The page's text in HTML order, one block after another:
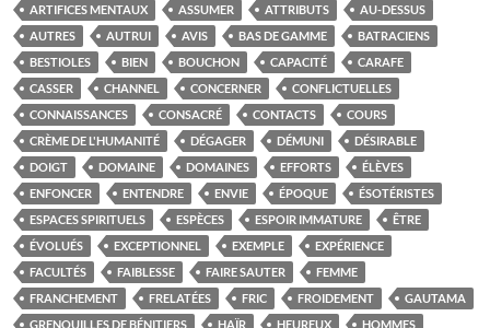
ARTIFICES MENTAUX
ASSUMER ATTRIBUTS
AU-DESSUS
AUTRES
AUTRUI AVIS BAS DE GAMME
BATRACIENS
BESTIOLES
BIEN BOUCHON CAPACITÉ
CARAFE
CASSER
CHANNEL CONCERNER
CONFLICTUELLES
CONNAISSANCES
CONSACRÉ CONTACTS
COURS
CRÈME DE L'HUMANITÉ
DÉGAGER DÉMUNI
DÉSIRABLE
DOIGT
DOMAINE DOMAINES EFFORTS
ÉLÈVES
ENFONCER
ENTENDRE ENVIE ÉPOQUE
ÉSOTÉRISTES
ESPACES SPIRITUELS
ESPÈCES ESPOIR IMMATURE
ÊTRE
ÉVOLUÉS
EXCEPTIONNEL EXEMPLE
EXPÉRIENCE
FACULTÉS
FAIBLESSE FAIRE SAUTER
FEMME
FRANCHEMENT
FRELATÉES FRIC FROIDEMENT
GAUTAMA
GRENOUILLES DE BÉNITIERS
HAÏR HEUREUX HOMMES